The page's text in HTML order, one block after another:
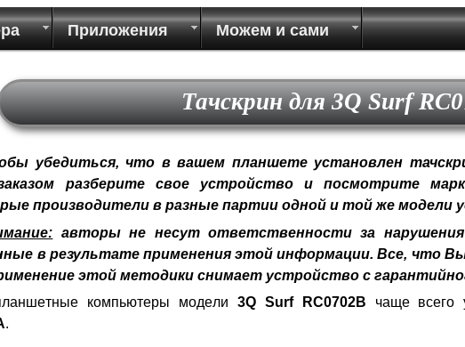
Приложения Можем и сами
Тачскрин для 3Q Surf
убедиться, что в вашем планшете установлен
разберите свое устройство и посмотрите
производители в разные партии одной и той же модели
авторы не несут ответственности за
в результате применения этой информации. Все, что
этой методики снимает устройство с
компьютеры модели 3Q Surf RC0702B чаще всего
.